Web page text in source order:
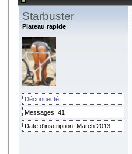
Starbuster
Plateau rapide
Déconnecté
Messages: 41
Date d'inscription: March 2013